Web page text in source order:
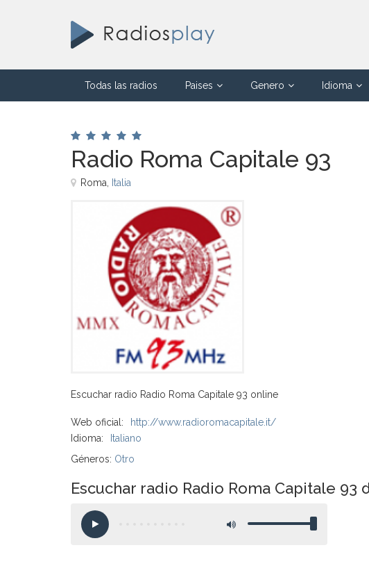
Todas las radios Paises Genero Idioma
Radio Roma Capitale 93
Roma, Italia
Escuchar radio Radio Roma Capitale 93 online
Web oficial:
http://www.radioromacapitale.it/
Idioma:
Italiano
Géneros: Otro
Escuchar radio Radio Roma Capitale 93